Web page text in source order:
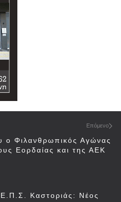
Επόμενο
ο Φιλανθρωπικός Αγώνας
Εορδαίας και της ΑΕΚ
Καστοριάς: Νέος